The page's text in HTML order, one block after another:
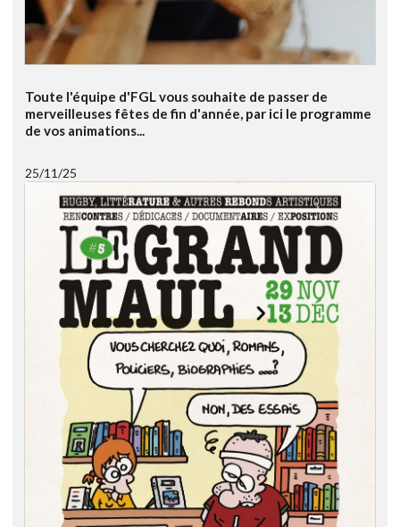
Toute l'équipe d'FGL vous souhaite de passer de
merveilleuses fêtes de fin d'année, par ici le programme
de vos animations...
25/11/25